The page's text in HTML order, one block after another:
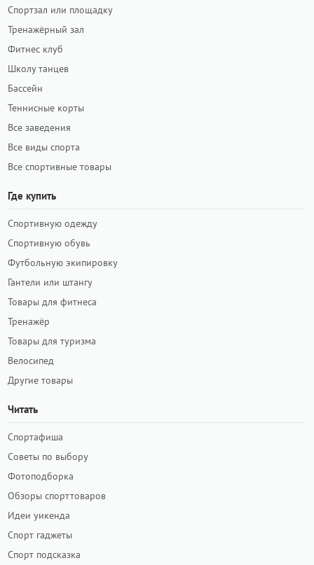
Спортзал или площадку
Тренажёрный зал
Фитнес клуб
Школу танцев
Бассейн
Теннисные корты
Все заведения
Все виды спорта
Все спортивные товары
Где купить
Спортивную одежду
Спортивную обувь
Футбольную экипировку
Гантели или штангу
Товары для фитнеса
Тренажёр
Товары для туризма
Велосипед
Другие товары
Читать
Спортафиша
Советы по выбору
Фотоподборка
Обзоры спорттоваров
Идеи уикенда
Спорт гаджеты
Спорт подсказка